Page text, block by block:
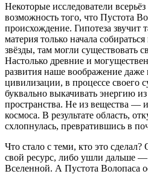
Некоторые исследователи
возможность того, что Пустота
происхождение. Гипотеза звучит
материя только начала
звёзды, там могли существовать
Настолько древние и
развития наше воображение даже
цивилизации, в процессе своего
буквально выкачивать энергию
пространства. Не из вещества —
космоса. В результате область,
схлопнулась, превратившись в
Что стало с теми, кто это
свой ресурс, либо ушли дальше
Вселенной. А Пустота Волопаса